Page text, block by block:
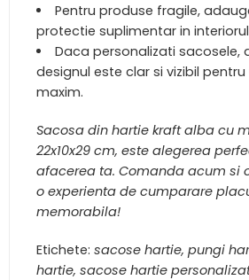
Pentru produse fragile,
protectie suplimentar in
Daca personalizati sacosele,
designul este clar si vizibil
maxim.
Sacosa din hartie kraft alba cu
22x10x29 cm, este alegerea
afacerea ta. Comanda acum si
o experienta de cumparare
memorabila!
Etichete: sacose hartie, pungi
hartie, sacose hartie